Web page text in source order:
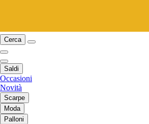
Cerca
Saldi
Occasioni
Novità
Scarpe
Moda
Palloni